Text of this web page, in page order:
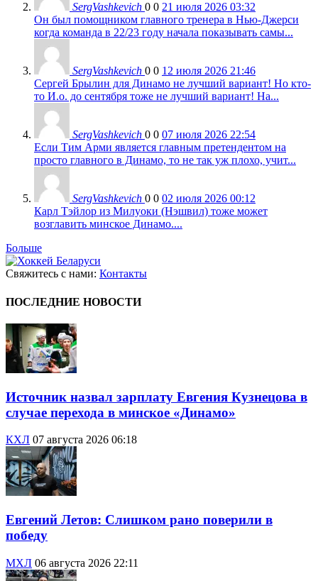
SergVashkevich 0 0 21 июля 2026 03:32
Он был помощником главного тренера в Нью-Джерси
когда команда в 22/23 году начала показывать самы...
SergVashkevich 0 0 12 июля 2026 21:46
Сергей Брылин для Динамо не лучший вариант! Но кто-
то И.о. до сентября тоже не лучший вариант! На...
SergVashkevich 0 0 07 июля 2026 22:54
Если Тим Арми является главным претендентом на
просто главного в Динамо, то не так уж плохо, учит...
SergVashkevich 0 0 02 июля 2026 00:12
Карл Тэйлор из Милуоки (Нэшвил) тоже может
возглавить минское Динамо....
Больше
Свяжитесь с нами: Контакты
ПОСЛЕДНИЕ НОВОСТИ
Источник назвал зарплату Евгения Кузнецова в
случае перехода в минское «Динамо»
КХЛ 07 августа 2026 06:18
Евгений Летов: Слишком рано поверили в
победу
МХЛ 06 августа 2026 22:11